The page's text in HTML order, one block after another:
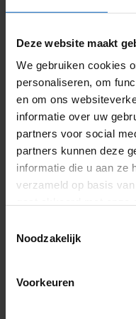
Deze website maakt
We gebruiken cookies
personaliseren, om
en om ons
informatie over uw
partners voor social
partners kunnen deze
informatie die u aan ze
verzameld op basis
Noodzakelijk
Voorkeuren
Duurzaam
V motor, waardoor ze
krachtig en